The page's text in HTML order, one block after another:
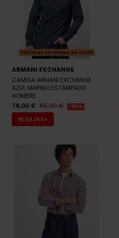
Últimas unidades en stock
ARMANI EXCHANGE
CAMISA ARMANI EXCHANGE
AZUL MARINO ESTAMPADO
HOMBRE
76,00 € 95,00 € -20%
REBAJAS+